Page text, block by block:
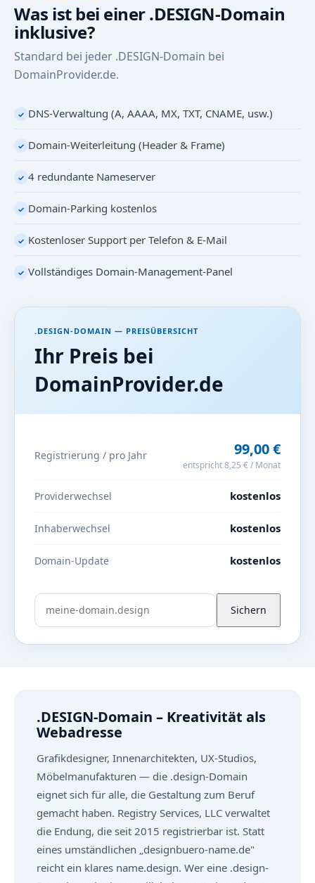
Was ist bei einer .DESIGN-Domain
inklusive?
Standard bei jeder .DESIGN-Domain bei
DomainProvider.de.
✓ DNS-Verwaltung (A, AAAA, MX, TXT, CNAME, usw.)
✓ Domain-Weiterleitung (Header & Frame)
✓ 4 redundante Nameserver
✓ Domain-Parking kostenlos
✓ Kostenloser Support per Telefon & E-Mail
✓ Vollständiges Domain-Management-Panel
.DESIGN-DOMAIN — PREISÜBERSICHT
Ihr Preis bei
DomainProvider.de
Registrierung / pro Jahr 99,00 €
entspricht 8,25 € / Monat
Providerwechsel kostenlos
Inhaberwechsel kostenlos
Domain-Update kostenlos
Sichern
.DESIGN-Domain – Kreativität als
Webadresse
Grafikdesigner, Innenarchitekten, UX-Studios,
Möbelmanufakturen — die .design-Domain
eignet sich für alle, die Gestaltung zum Beruf
gemacht haben. Registry Services, LLC verwaltet
die Endung, die seit 2015 registrierbar ist. Statt
eines umständlichen „designbuero-name.de"
reicht ein klares name.design. Wer eine .design-